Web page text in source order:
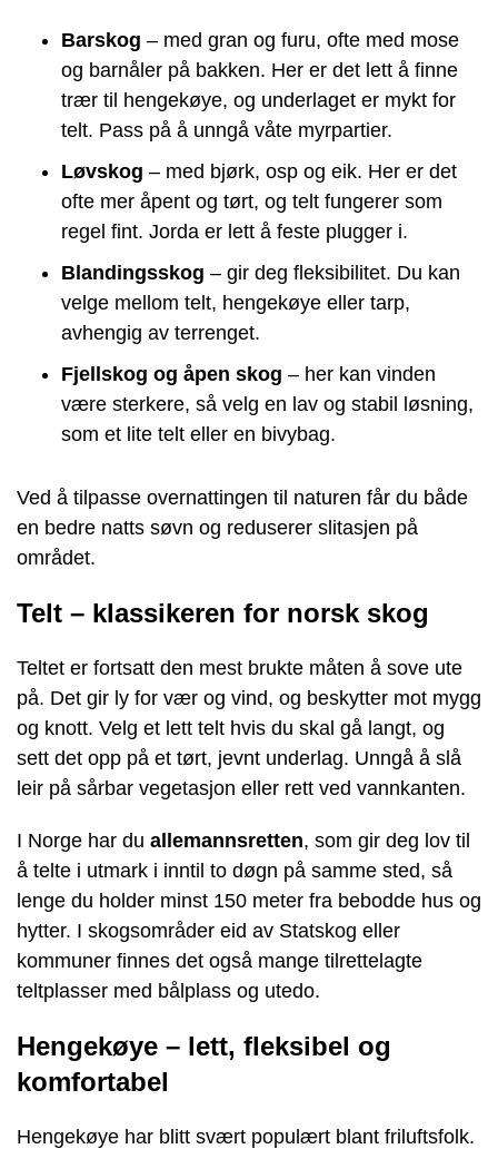
Barskog – med gran og furu, ofte med mose
og barnåler på bakken. Her er det lett å finne
trær til hengekøye, og underlaget er mykt for
telt. Pass på å unngå våte myrpartier.
Løvskog – med bjørk, osp og eik. Her er det
ofte mer åpent og tørt, og telt fungerer som
regel fint. Jorda er lett å feste plugger i.
Blandingsskog – gir deg fleksibilitet. Du kan
velge mellom telt, hengekøye eller tarp,
avhengig av terrenget.
Fjellskog og åpen skog – her kan vinden
være sterkere, så velg en lav og stabil løsning,
som et lite telt eller en bivybag.
Ved å tilpasse overnattingen til naturen får du både
en bedre natts søvn og reduserer slitasjen på
området.
Telt – klassikeren for norsk skog
Teltet er fortsatt den mest brukte måten å sove ute
på. Det gir ly for vær og vind, og beskytter mot mygg
og knott. Velg et lett telt hvis du skal gå langt, og
sett det opp på et tørt, jevnt underlag. Unngå å slå
leir på sårbar vegetasjon eller rett ved vannkanten.
I Norge har du allemannsretten, som gir deg lov til
å telte i utmark i inntil to døgn på samme sted, så
lenge du holder minst 150 meter fra bebodde hus og
hytter. I skogsområder eid av Statskog eller
kommuner finnes det også mange tilrettelagte
teltplasser med bålplass og utedo.
Hengekøye – lett, fleksibel og
komfortabel
Hengekøye har blitt svært populært blant friluftsfolk.